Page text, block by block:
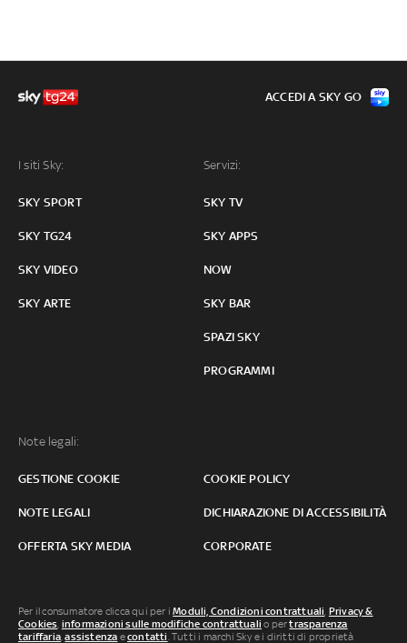
I siti Sky:
SKY SPORT
SKY TG24
SKY VIDEO
SKY ARTE
Servizi:
SKY TV
SKY APPS
NOW
SKY BAR
SPAZI SKY
PROGRAMMI
Note legali:
GESTIONE COOKIE COOKIE POLICY
NOTE LEGALI DICHIARAZIONE DI ACCESSIBILITÀ
OFFERTA SKY MEDIA CORPORATE
ACCEDI A SKY GO
Per il consumatore clicca qui per iModuli, Condizioni contrattuali, Privacy &
Cookies, informazioni sulle modifiche contrattuali o pertrasparenza
tariffaria,assistenza econtatti. Tutti i marchi Sky e i diritti di proprietà